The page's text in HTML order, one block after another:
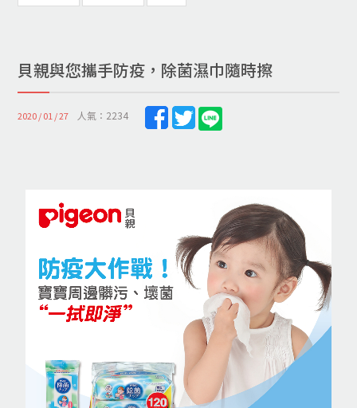
貝親與您攜手防疫，除菌濕巾隨時擦
2020 / 01 / 27 人氣：2234